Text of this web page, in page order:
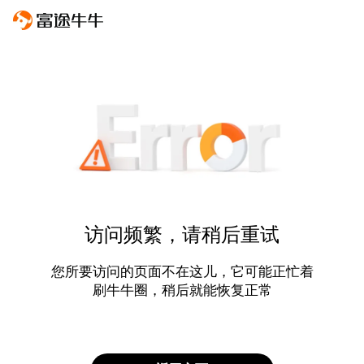
访问频繁，请稍后重试
您所要访问的页面不在这儿，它可能正忙着
刷牛牛圈，稍后就能恢复正常